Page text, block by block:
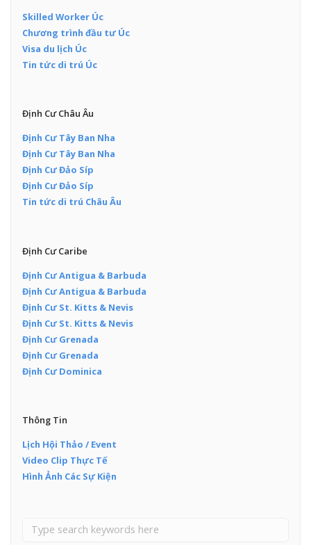
Skilled Worker Úc
Chương trình đầu tư Úc
Visa du lịch Úc
Tin tức di trú Úc
Định Cư Châu Âu
Định Cư Tây Ban Nha
Định Cư Tây Ban Nha
Định Cư Đảo Síp
Định Cư Đảo Síp
Tin tức di trú Châu Âu
Định Cư Caribe
Định Cư Antigua & Barbuda
Định Cư Antigua & Barbuda
Định Cư St. Kitts & Nevis
Định Cư St. Kitts & Nevis
Định Cư Grenada
Định Cư Grenada
Định Cư Dominica
Thông Tin
Lịch Hội Thảo / Event
Video Clip Thực Tế
Hình Ảnh Các Sự Kiện